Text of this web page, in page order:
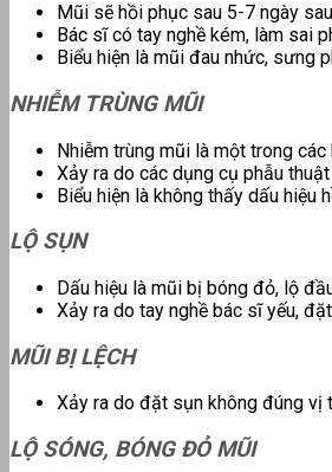
Mũi sẽ hồi phục sau 5-7 ngày
Bác sĩ có tay nghề kém, làm sai
Biểu hiện là mũi đau nhức, sưng
NHIỄM TRÙNG MŨI
Nhiễm trùng mũi là một trong
Xảy ra do các dụng cụ phẫu
Biểu hiện là không thấy dấu hiệu
LỘ SỤN
Dấu hiệu là mũi bị bóng đỏ, lộ
Xảy ra do tay nghề bác sĩ yếu,
MŨI BỊ LỆCH
Xảy ra do đặt sụn không đúng vị
LỘ SÓNG, BÓNG ĐỎ MŨI